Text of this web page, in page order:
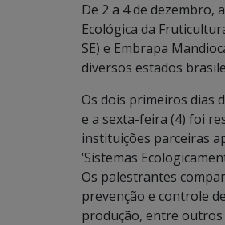
De 2 a 4 de dezembro,
Ecológica da
SE) e Embrapa
diversos estados
Os dois primeiros dias
e a sexta-feira (4) foi
instituições parceiras
‘Sistemas
Os palestrantes
prevenção e controle
produção, entre outros